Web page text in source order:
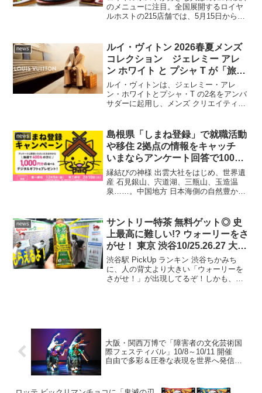
のメニューに注目。全国展開するロイヤ
ルホストの215店舗では、5月15日からリ
が追加されるほか、国産食材を応援する
「Good JA...
news
ルイ・ヴィトン 2026春夏メンズ
コレクション ジェレミー アレ
ン ホワイト と プシャ T が「旅の
真髄」を表現 トランク キーポ
ル トート スピーディ P9 …どれ
も美しく映る瞬間
ルイ・ヴィトンは、ジェレミー・アレ
ン・ホワイトとプシャ・T の2名をアンバ
サダーに起用し、メンズ クリエイティ
のキャンペーンを展開する。期待や解放
の瞬間を想起させ...
news
島根県「しまね登録」で就職活動
や移住 2拠点の情報をキャッチ
いまならアンケート回答で1000
円デジタルギフトプレゼント
縁結びの神様 出雲大社をはじめ、世界遺
産 石見銀山、宍道湖、三瓶山、玉造温
泉……。中国地方 日本海側の自然豊かで
録」で、アンケートに答えると、抽選で
400名に、1,00...
news
サントリー特茶 無料ゲット◎ 史
上最高に難しい!? ウォーリーをさ
がせ！ 東京 渋谷10/25.26.27 大阪
梅田 11/1.2 開催「巨大絵本 GIGA
ウォークをさがせ！」 超激レア
スニーカー当たる抽選も
渋谷駅 PickUp ランキン 渋谷ちかみち
に、人の背丈より大きい「ウォーリーを
さがせ！」が出現してるぞ！しかも、制
大阪・関西万博で「障害者の文化芸術国
際フェスティバル」10/8～10/11 開催
自由で多彩＆圧巻な表現を世界へ発信